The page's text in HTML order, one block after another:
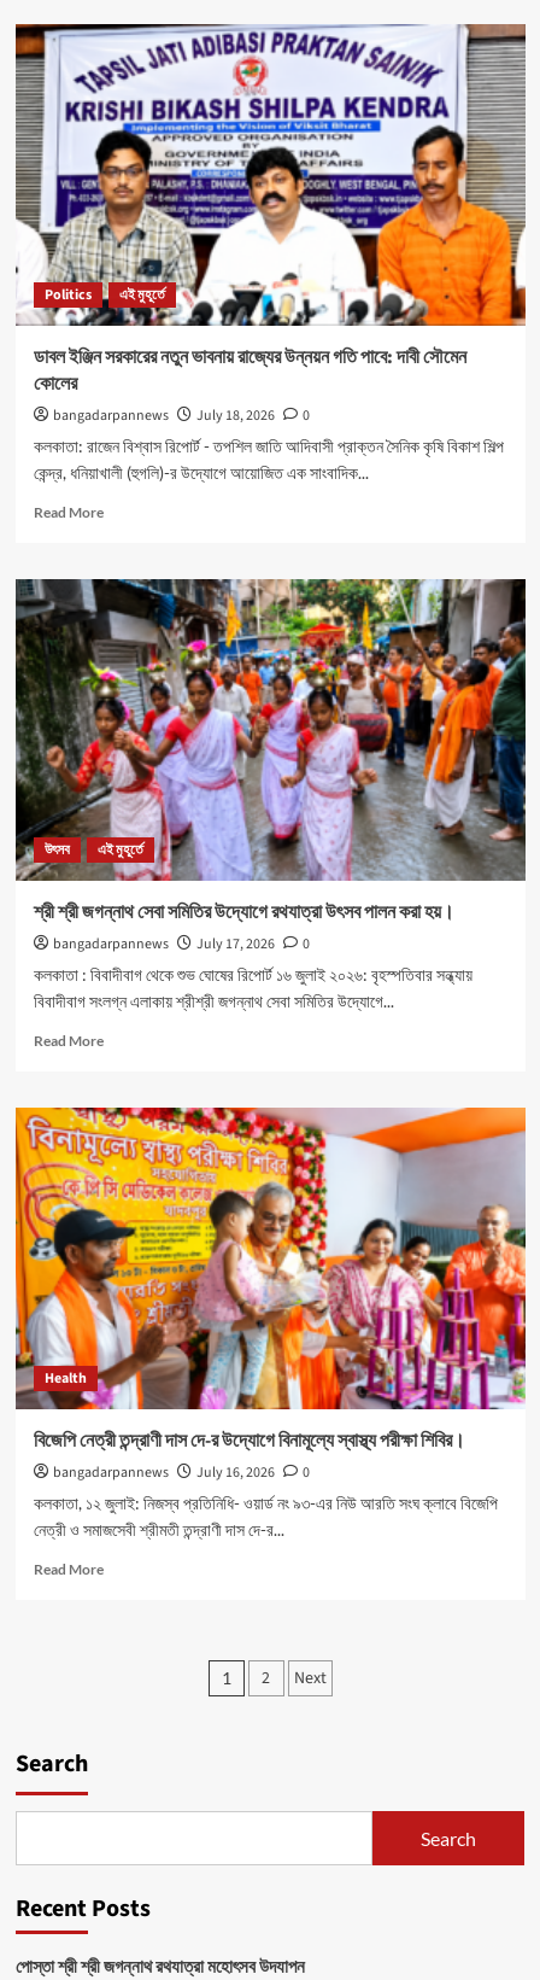
উৎকলের
সংস্কৃতিওডিশি
আশ্রমের
৩৩তম
প্রতিষ্ঠাবার্ষিকী
উদযাপন।
Politics এই মুহূর্তে
ডাবল ইঞ্জিন সরকারের নতুন ভাবনায় রাজ্যের উন্নয়ন গতি পাবে: দাবী সৌমেন
কোলের
bangadarpannews July 18, 2026
0
কলকাতা: রাজেন বিশ্বাস রিপোর্ট - তপশিল জাতি আদিবাসী প্রাক্তন সৈনিক কৃষি বিকাশ শিল্প
কেন্দ্র, ধনিয়াখালী (হুগলি)-র উদ্যোগে আয়োজিত এক সাংবাদিক...
Read MoreRead
ডাবল
সরকারের
নতুন
ভাবনায়
রাজ্যের
উন্নয়ন
গতি
পাবে:
দাবী
সৌমেন
কোলের
উৎসব এই মুহূর্তে
শ্রী শ্রী জগন্নাথ সেবা সমিতির উদ্যোগে রথযাত্রা উৎসব পালন করা হয়।
bangadarpannews July 17, 2026
0
কলকাতা : বিবাদীবাগ থেকে শুভ ঘোষের রিপোর্ট ১৬ জুলাই ২০২৬: বৃহস্পতিবার সন্ধ্যায়
বিবাদীবাগ সংলগ্ন এলাকায় শ্রীশ্রী জগন্নাথ সেবা সমিতির উদ্যোগে...
Read MoreRead
শ্রী
শ্রী
জগন্নাথ
সেবা
সমিতির
উদ্যোগে
রথযাত্রা
উৎসব
পালন
করা
হয়।
Health
বিজেপি নেত্রী তন্দ্রাণী দাস দে-র উদ্যোগে বিনামূল্যে স্বাস্থ্য পরীক্ষা শিবির।
bangadarpannews July 16, 2026
0
কলকাতা, ১২ জুলাই: নিজস্ব প্রতিনিধি- ওয়ার্ড নং ৯৩-এর নিউ আরতি সংঘ ক্লাবে বিজেপি
নেত্রী ও সমাজসেবী শ্রীমতী তন্দ্রাণী দাস দে-র...
Read MoreRead
স্বাস্থ্য
শিবির।
Posts
1 2 Next
Search
Search
Recent Posts
পোস্তা শ্রী শ্রী জগন্নাথ রথযাত্রা মহোৎসব উদযাপন